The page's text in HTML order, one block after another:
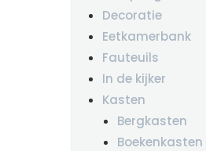
Decoratie
Eetkamerbank
Fauteuils
In de kijker
Kasten
Bergkasten
Boekenkasten